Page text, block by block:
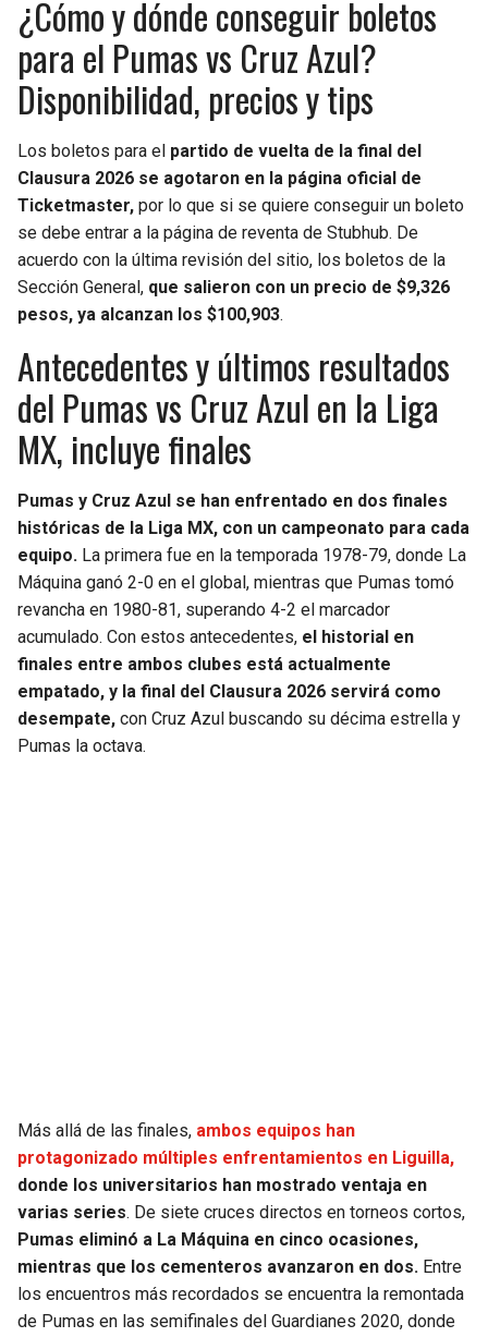
¿Cómo y dónde conseguir boletos
para el Pumas vs Cruz Azul?
Disponibilidad, precios y tips
Los boletos para el partido de vuelta de la final del
Clausura 2026 se agotaron en la página oficial de
Ticketmaster, por lo que si se quiere conseguir un boleto
se debe entrar a la página de reventa de Stubhub. De
acuerdo con la última revisión del sitio, los boletos de la
Sección General, que salieron con un precio de $9,326
pesos, ya alcanzan los $100,903.
Antecedentes y últimos resultados
del Pumas vs Cruz Azul en la Liga
MX, incluye finales
Pumas y Cruz Azul se han enfrentado en dos finales
históricas de la Liga MX, con un campeonato para cada
equipo. La primera fue en la temporada 1978-79, donde La
Máquina ganó 2-0 en el global, mientras que Pumas tomó
revancha en 1980-81, superando 4-2 el marcador
acumulado. Con estos antecedentes, el historial en
finales entre ambos clubes está actualmente
empatado, y la final del Clausura 2026 servirá como
desempate, con Cruz Azul buscando su décima estrella y
Pumas la octava.
Más allá de las finales, ambos equipos han
protagonizado múltiples enfrentamientos en Liguilla,
donde los universitarios han mostrado ventaja en
varias series. De siete cruces directos en torneos cortos,
Pumas eliminó a La Máquina en cinco ocasiones,
mientras que los cementeros avanzaron en dos. Entre
los encuentros más recordados se encuentra la remontada
de Pumas en las semifinales del Guardianes 2020, donde